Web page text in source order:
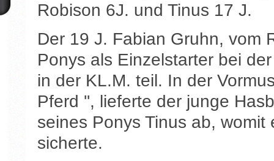
Robison 6J. und Tinus 17 J.
Der 19 J. Fabian Gruhn, vom
Ponys als Einzelstarter bei
in der KL.M. teil. In der
Pferd '', lieferte der junge
seines Ponys Tinus ab,
sicherte.